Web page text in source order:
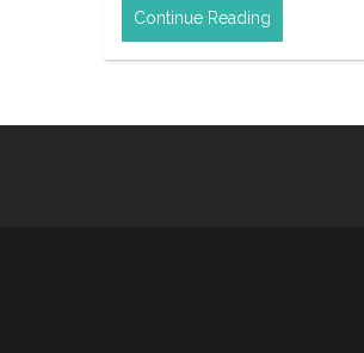
Continue Reading